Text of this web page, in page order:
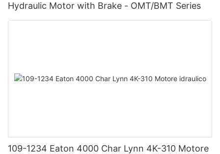
Hydraulic Motor with Brake - OMT/BMT Series
109-1234 Eaton 4000 Char Lynn 4K-310 Motore